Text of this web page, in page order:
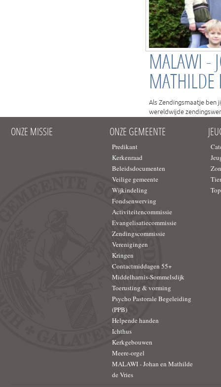
MALAWI -
MATHILDE
Als Zendingsmaatje ben
wereldwijde
ONZE MISSIE ONZE GEMEENTE
Predikant
Kerkenraad
Beleidsdocumenten
Veilige gemeente
Wijkindeling
Fondsenwerving
Activiteitencommissie
Evangelisatiecommissie
Zendingscommissie
Verenigingen
Kringen
Contactmiddagen 55+
Middelharnis-Sommelsdijk
Toerusting & vorming
Psycho Pastorale Begeleiding
(PPB)
Helpende handen
Ichthus
Kerkgebouwen
Meere-orgel
MALAWI - Johan en Mathilde
de Vries